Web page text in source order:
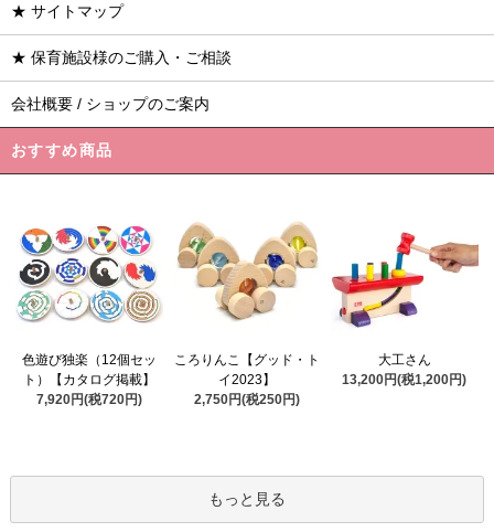
★ サイトマップ
★ 保育施設様のご購入・ご相談
会社概要 / ショップのご案内
おすすめ商品
色遊び独楽（12個セッ
ト）【カタログ掲載】
7,920円(税720円)
ころりんこ【グッド・ト
イ2023】
2,750円(税250円)
大工さん
13,200円(税1,200円)
もっと見る